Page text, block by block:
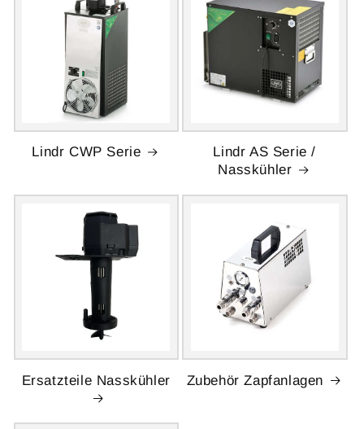
Lindr CWP Serie
Lindr AS Serie /
Nasskühler
Ersatzteile Nasskühler Zubehör Zapfanlagen